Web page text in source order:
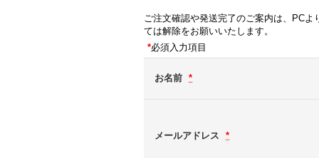
ご注文確認や発送完了のご案内は、PC
ては解除をお願いいたします。
*必須入力項目
お名前 *
メールアドレス *